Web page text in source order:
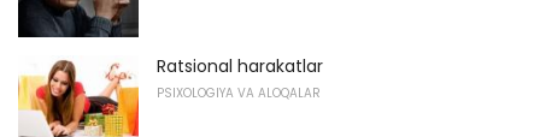
Ratsional harakatlar
PSIXOLOGIYA VA ALOQALAR